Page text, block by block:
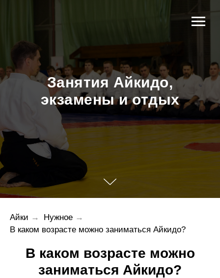
Занятия Айкидо,
экзамены и отдых
Айки → Нужное →
В каком возрасте можно заниматься Айкидо?
В каком возрасте можно
заниматься Айкидо?